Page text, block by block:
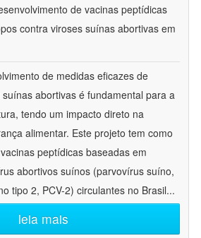
de vacinas peptídicas
contra viroses suínas abortivas em
de medidas eficazes de
abortivas é fundamental para a
tendo um impacto direto na
alimentar. Este projeto tem como
peptídicas baseadas em
abortivos suínos (parvovírus suíno,
tipo 2, PCV-2) circulantes no Brasil...
leia mais